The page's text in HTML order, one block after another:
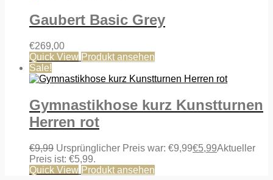
Gaubert Basic Grey
€269,00
Quick View Produkt ansehen
Sale!
Gymnastikhose kurz Kunstturnen
Herren rot
€9,99 Ursprünglicher Preis war: €9,99€5,99Aktueller
Preis ist: €5,99.
Quick View Produkt ansehen